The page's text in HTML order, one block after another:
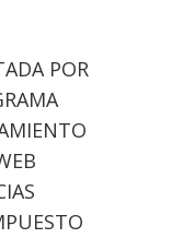
POR